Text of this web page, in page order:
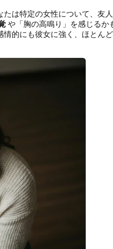
は特定の女性について、
や「胸の高鳴り」を感じるか
的にも彼女に強く、ほと